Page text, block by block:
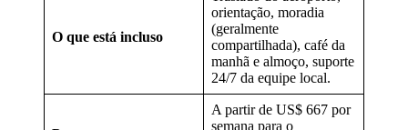
O que está incluso
orientação, moradia
(geralmente
compartilhada), café da
manhã e almoço, suporte
24/7 da equipe local.
A partir de US$ 667 por
semana para o